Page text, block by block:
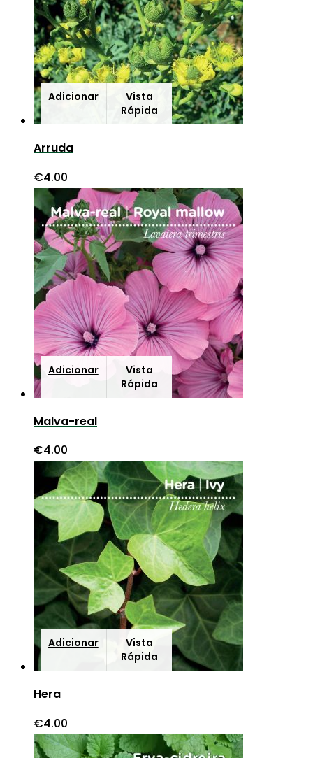
Adicionar
Vista
Rápida
Arruda
€4.00
Adicionar
Vista
Rápida
Malva-real
€4.00
Adicionar
Vista
Rápida
Hera
€4.00